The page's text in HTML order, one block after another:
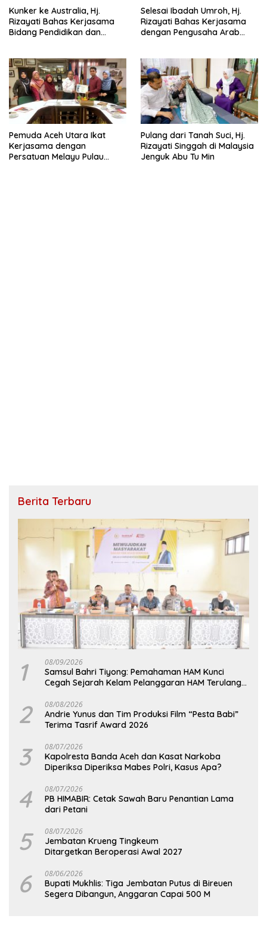
Kunker ke Australia, Hj.
Rizayati Bahas Kerjasama
Bidang Pendidikan dan
Selesai Ibadah Umroh, Hj.
Rizayati Bahas Kerjasama
dengan Pengusaha Arab
Pemuda Aceh Utara Ikat
Kerjasama dengan
Persatuan Melayu Pulau
Pulang dari Tanah Suci, Hj.
Rizayati Singgah di Malaysia
Jenguk Abu Tu Min
Berita Terbaru
1 08/09/2026
Samsul Bahri Tiyong: Pemahaman HAM Kunci
Cegah Sejarah Kelam Pelanggaran HAM Terulang
2 08/08/2026
Andrie Yunus dan Tim Produksi Film “Pesta Babi”
Terima Tasrif Award 2026
3 08/07/2026
Kapolresta Banda Aceh dan Kasat Narkoba
Diperiksa Diperiksa Mabes Polri, Kasus Apa?
4 08/07/2026
PB HIMABIR: Cetak Sawah Baru Penantian Lama
dari Petani
5 08/07/2026
Jembatan Krueng Tingkeum
Ditargetkan Beroperasi Awal 2027
6 08/06/2026
Bupati Mukhlis: Tiga Jembatan Putus di Bireuen
Segera Dibangun, Anggaran Capai 500 M